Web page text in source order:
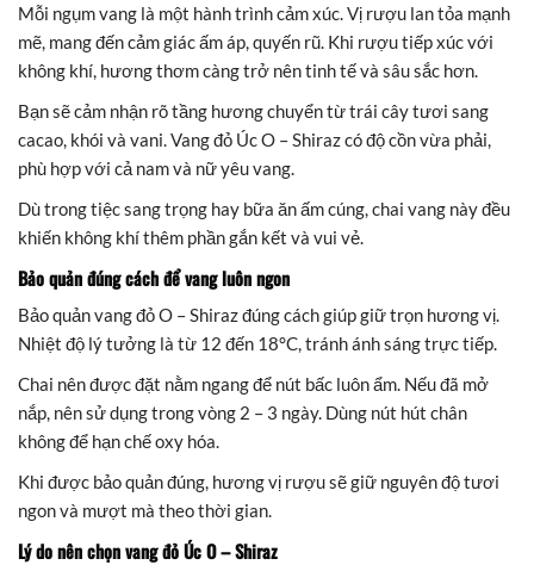
Mỗi ngụm vang là một hành trình cảm xúc. Vị rượu lan tỏa mạnh
mẽ, mang đến cảm giác ấm áp, quyến rũ. Khi rượu tiếp xúc với
không khí, hương thơm càng trở nên tinh tế và sâu sắc hơn.
Bạn sẽ cảm nhận rõ tầng hương chuyển từ trái cây tươi sang
cacao, khói và vani. Vang đỏ Úc O – Shiraz có độ cồn vừa phải,
phù hợp với cả nam và nữ yêu vang.
Dù trong tiệc sang trọng hay bữa ăn ấm cúng, chai vang này đều
khiến không khí thêm phần gắn kết và vui vẻ.
Bảo quản đúng cách để vang luôn ngon
Bảo quản vang đỏ O – Shiraz đúng cách giúp giữ trọn hương vị.
Nhiệt độ lý tưởng là từ 12 đến 18°C, tránh ánh sáng trực tiếp.
Chai nên được đặt nằm ngang để nút bấc luôn ẩm. Nếu đã mở
nắp, nên sử dụng trong vòng 2 – 3 ngày. Dùng nút hút chân
không để hạn chế oxy hóa.
Khi được bảo quản đúng, hương vị rượu sẽ giữ nguyên độ tươi
ngon và mượt mà theo thời gian.
Lý do nên chọn vang đỏ Úc O – Shiraz